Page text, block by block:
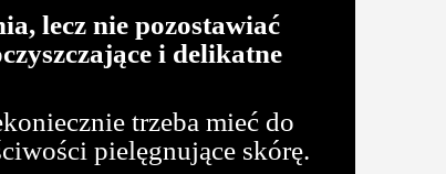
lecz nie pozostawiać
i delikatne
trzeba mieć do
pielęgnujące skórę.